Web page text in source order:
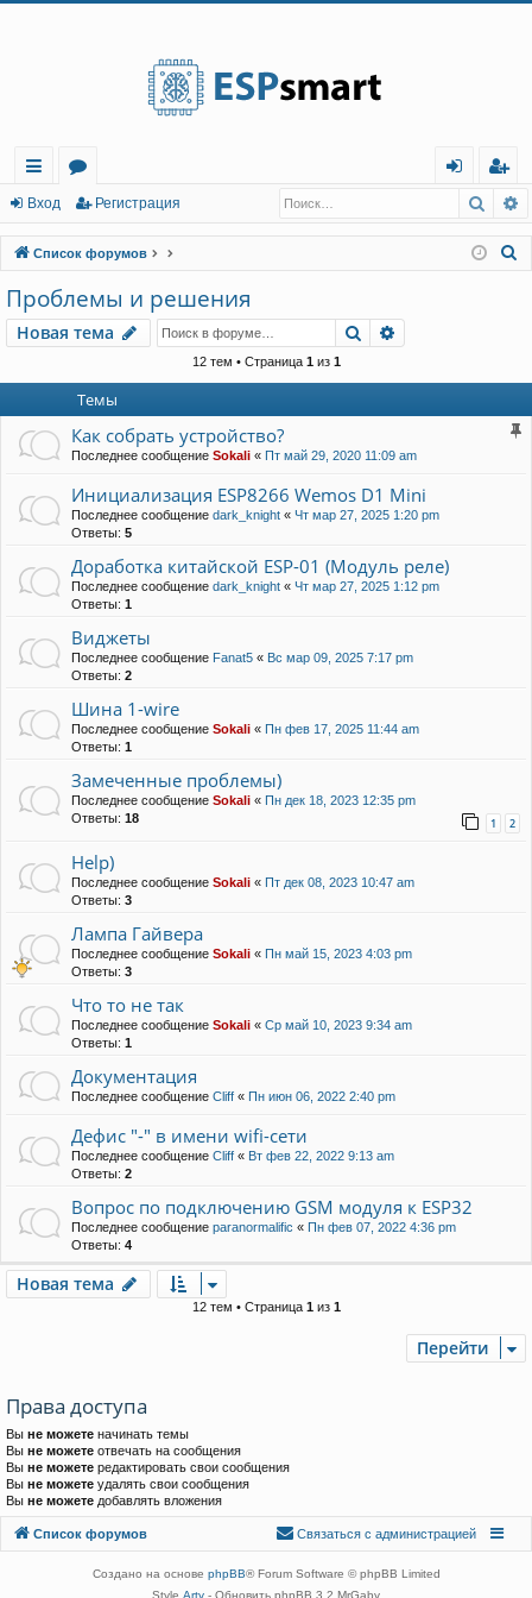
с
ы
лк
и
о
ру
м
ы
д
г
ис
тр
Вход Регистрация
Список форумов
Проблемы и решения
Новая тема
Новая тема Поиск
12 тем • Страница 1из 1
Темы
Как собрать устройство?
Последнее сообщение Sokali « Пт май 29, 2020 11:09 am
Инициализация ESP8266 Wemos D1 Mini
Последнее сообщение dark_knight « Чт мар 27, 2025 1:20 pm
Ответы: 5
Доработка китайской ESP-01 (Модуль реле)
Последнее сообщение dark_knight « Чт мар 27, 2025 1:12 pm
Ответы: 1
Виджеты
Последнее сообщение Fanat5 « Вс мар 09, 2025 7:17 pm
Ответы: 2
Шина 1-wire
Последнее сообщение Sokali « Пн фев 17, 2025 11:44 am
Ответы: 1
Замеченные проблемы)
Последнее сообщение Sokali « Пн дек 18, 2023 12:35 pm
Ответы: 18 1 2
Help)
Последнее сообщение Sokali « Пт дек 08, 2023 10:47 am
Ответы: 3
Лампа Гайвера
Последнее сообщение Sokali « Пн май 15, 2023 4:03 pm
Ответы: 3
Что то не так
Последнее сообщение Sokali « Ср май 10, 2023 9:34 am
Ответы: 1
Документация
Последнее сообщение Cliff « Пн июн 06, 2022 2:40 pm
Дефис "-" в имени wifi-сети
Последнее сообщение Cliff « Вт фев 22, 2022 9:13 am
Ответы: 2
Вопрос по подключению GSM модуля к ESP32
Последнее сообщение paranormalific « Пн фев 07, 2022 4:36 pm
Ответы: 4
Новая тема
Новая тема
12 тем • Страница 1из 1
Перейти
Права доступа
Вы не можете начинать темы
Вы не можете отвечать на сообщения
Вы не можете редактировать свои сообщения
Вы не можете удалять свои сообщения
Вы не можете добавлять вложения
Список форумов
Связаться с
Связаться с администрацией
Создано на основе phpBB® Forum Software © phpBB Limited
Style Arty - Обновить phpBB 3.2 MrGaby